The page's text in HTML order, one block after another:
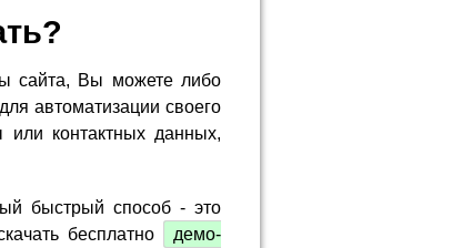
сайта, Вы можете либо
автоматизации своего
контактных данных,
быстрый способ - это
бесплатно
демо-